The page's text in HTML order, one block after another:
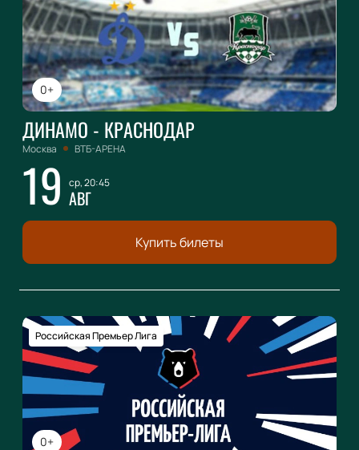
0+
ДИНАМО - КРАСНОДАР
Москва ВТБ-АРЕНА
19 ср, 20:45
АВГ
Купить билеты
0+
Российская Премьер Лига